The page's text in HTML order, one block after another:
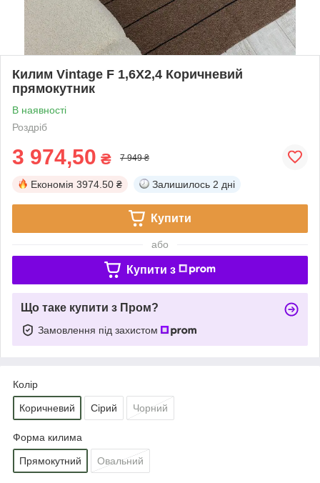
Килим Vintage F 1,6Х2,4 Коричневий
прямокутник
В наявності
Роздріб
3 974,50 ₴ 7 949 ₴
Економія 3974.50 ₴ Залишилось 2 дні
Купити
або
Купити з
Що таке купити з Пром?
Замовлення під захистом
Колір
Коричневий Сірий Чорний
Форма килима
Прямокутний Овальний